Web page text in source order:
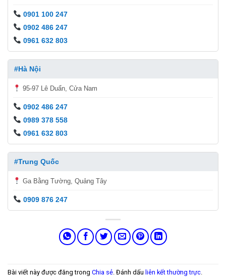
0901 100 247
0902 486 247
0961 632 803
#Hà Nội
95-97 Lê Duẩn, Cửa Nam
0902 486 247
0989 378 558
0961 632 803
#Trung Quốc
Ga Bằng Tường, Quảng Tây
0909 876 247
Bài viết này được đăng trong Chia sẻ. Đánh dấu liên kết thường trực.